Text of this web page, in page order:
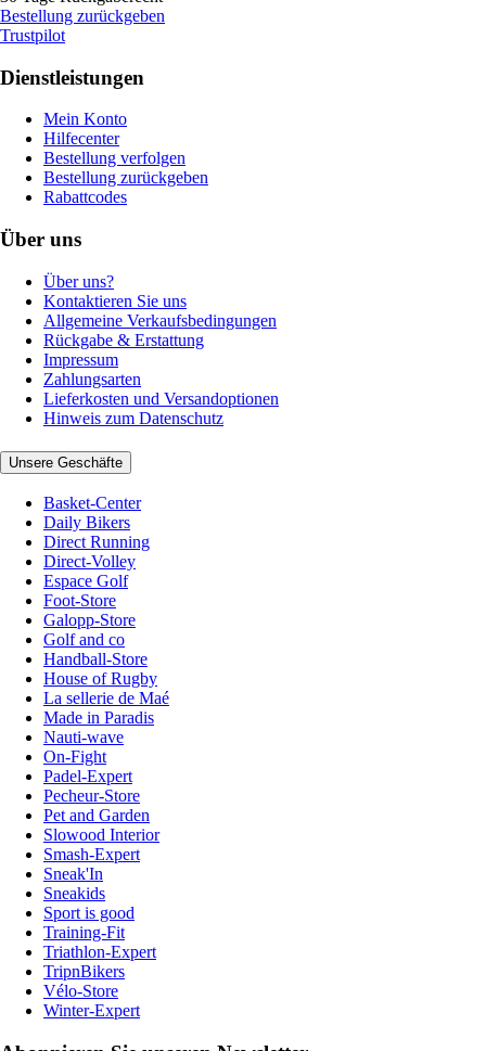
Bestellung zurückgeben
Trustpilot
Dienstleistungen
Mein Konto
Hilfecenter
Bestellung verfolgen
Bestellung zurückgeben
Rabattcodes
Über uns
Über uns?
Kontaktieren Sie uns
Allgemeine Verkaufsbedingungen
Rückgabe & Erstattung
Impressum
Zahlungsarten
Lieferkosten und Versandoptionen
Hinweis zum Datenschutz
Unsere Geschäfte
Basket-Center
Daily Bikers
Direct Running
Direct-Volley
Espace Golf
Foot-Store
Galopp-Store
Golf and co
Handball-Store
House of Rugby
La sellerie de Maé
Made in Paradis
Nauti-wave
On-Fight
Padel-Expert
Pecheur-Store
Pet and Garden
Slowood Interior
Smash-Expert
Sneak'In
Sneakids
Sport is good
Training-Fit
Triathlon-Expert
TripnBikers
Vélo-Store
Winter-Expert